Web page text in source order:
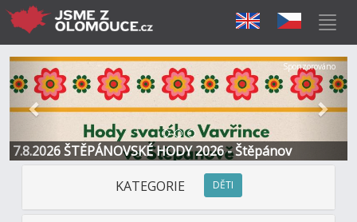
7.8.2026 ŠTĚPÁNOVSKÉ HODY 2026 - Štěpánov
Předchozí Další
Sponzorováno
KATEGORIE DĚTI